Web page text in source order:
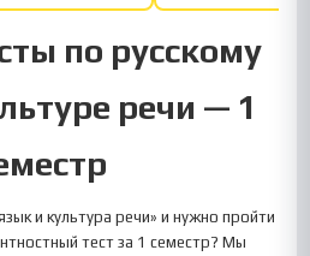
по русскому
речи — 1
и культура речи» и нужно пройти
тест за 1 семестр? Мы